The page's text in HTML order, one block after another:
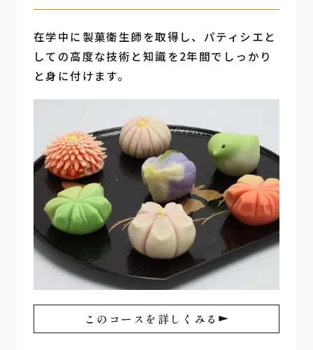
在学中に製菓衛生師を取得し、パティシエと
しての高度な技術と知識を2年間でしっかり
と身に付けます。
このコースを詳しくみる